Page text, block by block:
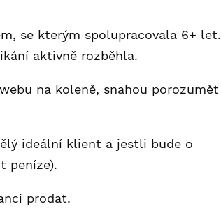
se kterým spolupracovala 6+ let.
aktivně rozběhla.
na koleně, snahou porozumět
ideální klient a jestli bude o
peníze).
prodat.